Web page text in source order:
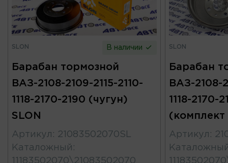
SLON В наличии
Барабан тормозной
ВАЗ-2108-2109-2115-2110-
1118-2170-2190 (чугун)
SLON
Артикул : 21083502070SL
Каталожный :
11183502070\21083502070
SLON
Барабан
ВАЗ-2108-
1118-2170-
(комплект
Артикул :